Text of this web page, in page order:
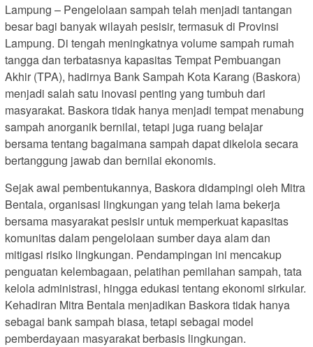
Lampung – Pengelolaan sampah telah menjadi tantangan
besar bagi banyak wilayah pesisir, termasuk di Provinsi
Lampung. Di tengah meningkatnya volume sampah rumah
tangga dan terbatasnya kapasitas Tempat Pembuangan
Akhir (TPA), hadirnya Bank Sampah Kota Karang (Baskora)
menjadi salah satu inovasi penting yang tumbuh dari
masyarakat. Baskora tidak hanya menjadi tempat menabung
sampah anorganik bernilai, tetapi juga ruang belajar
bersama tentang bagaimana sampah dapat dikelola secara
bertanggung jawab dan bernilai ekonomis.
Sejak awal pembentukannya, Baskora didampingi oleh Mitra
Bentala, organisasi lingkungan yang telah lama bekerja
bersama masyarakat pesisir untuk memperkuat kapasitas
komunitas dalam pengelolaan sumber daya alam dan
mitigasi risiko lingkungan. Pendampingan ini mencakup
penguatan kelembagaan, pelatihan pemilahan sampah, tata
kelola administrasi, hingga edukasi tentang ekonomi sirkular.
Kehadiran Mitra Bentala menjadikan Baskora tidak hanya
sebagai bank sampah biasa, tetapi sebagai model
pemberdayaan masyarakat berbasis lingkungan.